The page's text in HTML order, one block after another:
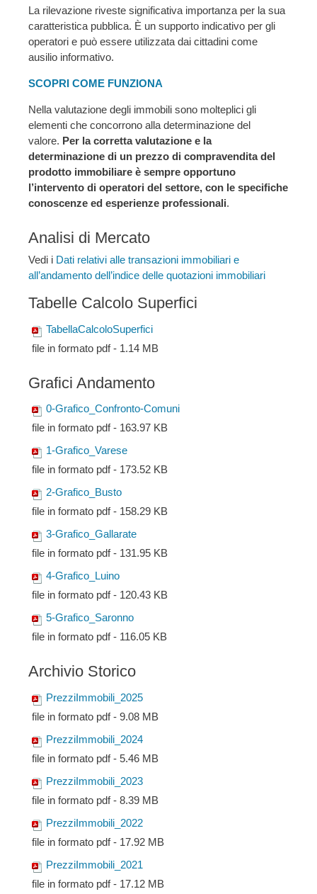
La rilevazione riveste significativa importanza per la sua
caratteristica pubblica. È un supporto indicativo per gli
operatori e può essere utilizzata dai cittadini come
ausilio informativo.
SCOPRI COME FUNZIONA
Nella valutazione degli immobili sono molteplici gli
elementi che concorrono alla determinazione del
valore. Per la corretta valutazione e la
determinazione di un prezzo di compravendita del
prodotto immobiliare è sempre opportuno
l’intervento di operatori del settore, con le specifiche
conoscenze ed esperienze professionali.
Analisi di Mercato
Vedi i Dati relativi alle transazioni immobiliari e
all’andamento dell’indice delle quotazioni immobiliari
Tabelle Calcolo Superfici
TabellaCalcoloSuperfici
file in formato pdf - 1.14 MB
Grafici Andamento
0-Grafico_Confronto-Comuni
file in formato pdf - 163.97 KB
1-Grafico_Varese
file in formato pdf - 173.52 KB
2-Grafico_Busto
file in formato pdf - 158.29 KB
3-Grafico_Gallarate
file in formato pdf - 131.95 KB
4-Grafico_Luino
file in formato pdf - 120.43 KB
5-Grafico_Saronno
file in formato pdf - 116.05 KB
Archivio Storico
PrezziImmobili_2025
file in formato pdf - 9.08 MB
PrezziImmobili_2024
file in formato pdf - 5.46 MB
PrezziImmobili_2023
file in formato pdf - 8.39 MB
PrezziImmobili_2022
file in formato pdf - 17.92 MB
PrezziImmobili_2021
file in formato pdf - 17.12 MB